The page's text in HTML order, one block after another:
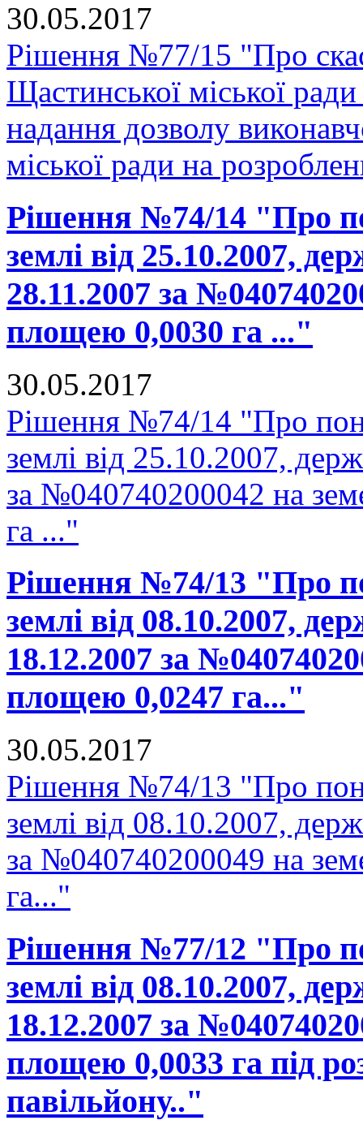
30.05.2017
Рішення №77/15 "Про
Щастинської міської
надання дозволу
міської ради на
Рішення №74/14 "Про
землі від 25.10.2007,
28.11.2007 за
площею 0,0030 га ..."
30.05.2017
Рішення №74/14 "Про
землі від 25.10.2007,
за №040740200042 на
га ..."
Рішення №74/13 "Про
землі від 08.10.2007,
18.12.2007 за
площею 0,0247 га..."
30.05.2017
Рішення №74/13 "Про
землі від 08.10.2007,
за №040740200049 на
га..."
Рішення №77/12 "Про
землі від 08.10.2007,
18.12.2007 за
площею 0,0033 га під
павільйону.."